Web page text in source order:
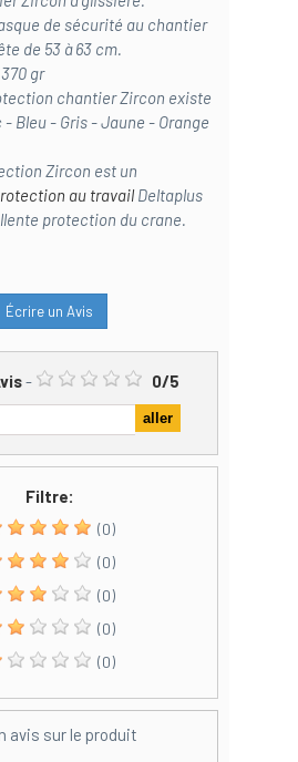
de sécurité au chantier
de 53 à 63 cm.
gr
chantier Zircon existe
Bleu - Gris - Jaune - Orange
Zircon est un
au travailDeltaplus
protection du crane.
Écrire un Avis
- 0/5
Filtre:
(0)
(0)
(0)
(0)
(0)
avis sur le produit